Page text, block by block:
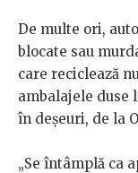
De multe ori,
blocate sau
care reciclează
ambalajele duse
în deșeuri, de la
„Se întâmplă ca